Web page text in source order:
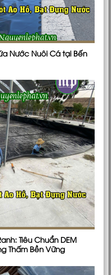
Nước Nuôi Cá tại Bến
Tiêu Chuẩn DEM
Thấm Bền Vững